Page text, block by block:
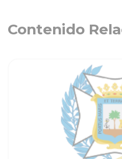
Contenido